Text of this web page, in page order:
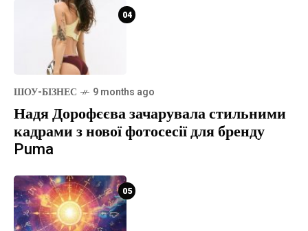
04
ШОУ-БІЗНЕС 9 months ago
Надя Дорофєєва зачарувала стильними
кадрами з нової фотосесії для бренду
Puma
05